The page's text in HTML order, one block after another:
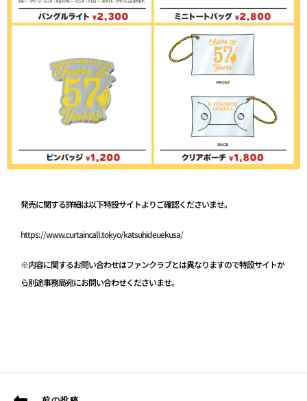
発売に関する詳細は以下特設サイトよりご確認くださいませ。
https://www.curtaincall.tokyo/katsuhideuekusa/
※内容に関するお問い合わせはファンクラブとは異なりますので特設サイトか
ら別途事務局宛にお問い合わせくださいませ。